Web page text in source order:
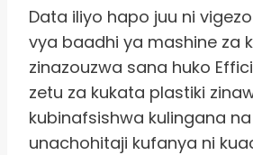
Data iliyo hapo juu ni
vya baadhi ya mashine za
zinazouzwa sana huko
zetu za kukata plastiki
kubinafsishwa kulingana
unachohitaji kufanya ni